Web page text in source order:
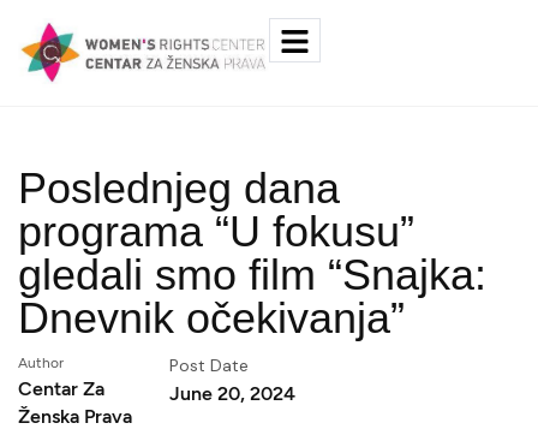
Poslednjeg dana
programa “U fokusu”
gledali smo film “Snajka:
Dnevnik očekivanja”
Author
Centar Za
Ženska Prava
Post Date
June 20, 2024